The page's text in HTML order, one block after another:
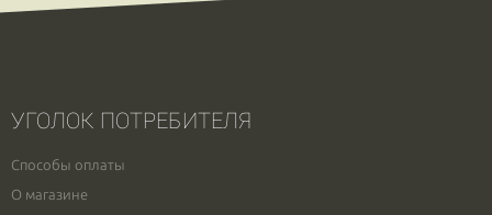
УГОЛОК ПОТРЕБИТЕЛЯ
Способы оплаты
О магазине